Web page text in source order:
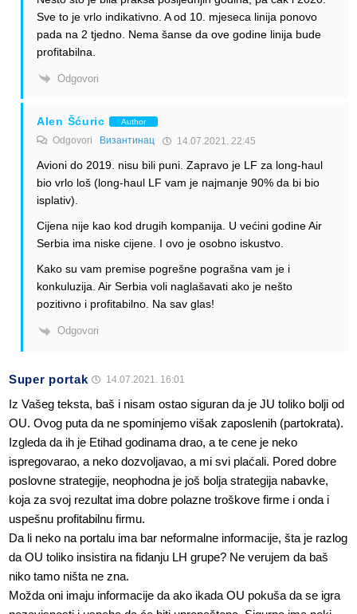
Sve to je vrlo indikativno. A od 10. mjeseca linija ponovo
pada na 2 tjedno. Nema šanse da ove godine linija bude
profitabilna.
Odgovori
Alen Šćuric Author
Odgovori Византинац 14.07.2021. 22:45
Avioni do 2019. nisu bili puni. Zapravo je LF za long-haul
bio vrlo loš (long-haul LF vam je najmanje 90% da bi bio
isplativ).
Cijena nije kao kod drugih kompanija. U većini godine Air
Serbia ima niske cijene. I ovo je osobno iskustvo.
Kako su vam premise pogrešne pograšna vam je i
konkuluzija. Air Serbia voli naglašavati ako je nešto
pozitivno i profitabilno. Na sav glas!
Odgovori
Super portak 14.07.2021. 16:01
Iz Vašeg teksta, baš i nisam ostao siguran da je JU toliko bolji od
OU. Ovog puta da ne spominjemo višak zaposlenih (partokrata).
Izgleda da ih je Etihad godinama drao, a te cene je neko
ispregovarao, a neko dozvoljavao, a mi svi plaćali. Pored dobre
poslovne strategije, neophodna je još bolja strategija nabavke,
koja za svoj rezultat ima dobre polazne troškove firme i onda i
uspešnu profitabilnu firmu.
Da li neko na portalu ima bar neformalne informacije, šta je razlog
da OU toliko insistira na fidanju LH grupe? Ne verujem da baš
niko tamo ništa ne zna.
Možda oni imaju informacije da ako ikada OU pokuša da se igra